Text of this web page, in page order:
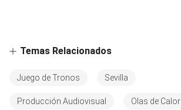
Temas Relacionados
Juego de Tronos Sevilla
Producción Audiovisual Olas de Calor